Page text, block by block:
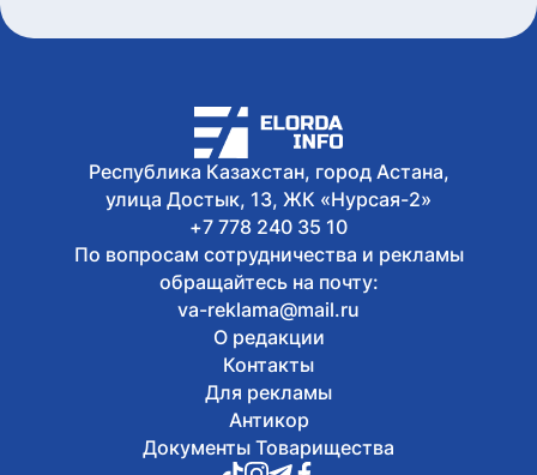
особое значение для общества - Ерлан
В Правительстве провели оперативное
совещание по ситуации на
автомобильных пунктах пропуска на
госгранице
Республика Казахстан, город Астана,
улица Достык, 13, ЖК «Нурсая-2»
+7 778 240 35 10
По вопросам сотрудничества и рекламы
обращайтесь на почту:
va-reklama@mail.ru
О редакции
Контакты
Для рекламы
Антикор
Документы Товарищества